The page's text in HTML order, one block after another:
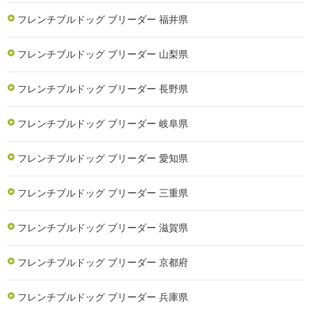
フレンチブルドッグ ブリーダー 福井県
フレンチブルドッグ ブリーダー 山梨県
フレンチブルドッグ ブリーダー 長野県
フレンチブルドッグ ブリーダー 岐阜県
フレンチブルドッグ ブリーダー 愛知県
フレンチブルドッグ ブリーダー 三重県
フレンチブルドッグ ブリーダー 滋賀県
フレンチブルドッグ ブリーダー 京都府
フレンチブルドッグ ブリーダー 兵庫県